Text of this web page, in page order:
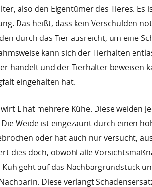
also den Eigentümer des Tieres. Es
Das heißt, dass kein Verschulden
durch das Tier ausreicht, um eine
kann sich der Tierhalten
handelt und der Tierhalter beweisen
eingehalten hat.
L hat mehrere Kühe. Diese weiden
Weide ist eingezäunt durch einen
oder hat auch nur versucht,
dies doch, obwohl alle
Kuh geht auf das Nachbargrundstück
Diese verlangt